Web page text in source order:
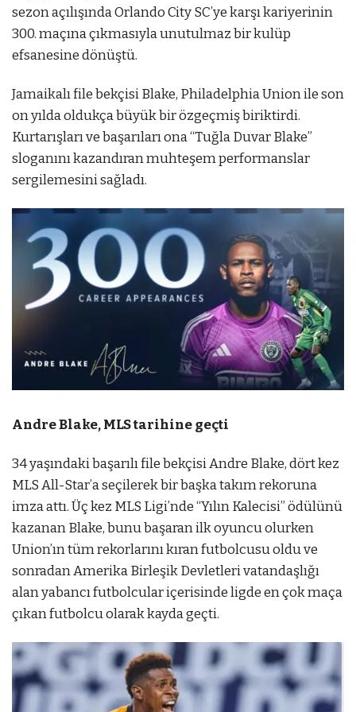
sezon açılışında Orlando City SC’ye karşı kariyerinin
300. maçına çıkmasıyla unutulmaz bir kulüp
efsanesine dönüştü.
Jamaikalı file bekçisi Blake, Philadelphia Union ile son
on yılda oldukça büyük bir özgeçmiş biriktirdi.
Kurtarışları ve başarıları ona “Tuğla Duvar Blake”
sloganını kazandıran muhteşem performanslar
sergilemesini sağladı.
Andre Blake, MLS tarihine geçti
34 yaşındaki başarılı file bekçisi Andre Blake, dört kez
MLS All-Star’a seçilerek bir başka takım rekoruna
imza attı. Üç kez MLS Ligi’nde “Yılın Kalecisi” ödülünü
kazanan Blake, bunu başaran ilk oyuncu olurken
Union’ın tüm rekorlarını kıran futbolcusu oldu ve
sonradan Amerika Birleşik Devletleri vatandaşlığı
alan yabancı futbolcular içerisinde ligde en çok maça
çıkan futbolcu olarak kayda geçti.